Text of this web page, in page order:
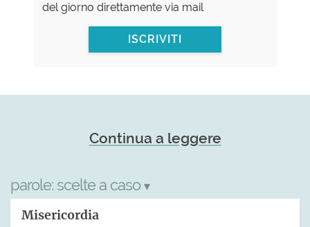
del giorno direttamente via mail
ISCRIVITI
Continua a leggere
parole: scelte a caso ▾
Misericordia